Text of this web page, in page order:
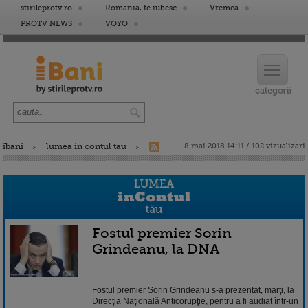
stirileprotv.ro Romania, te iubesc
Vremea
PROTV NEWS
VOYO
ibani lumea in contul tau 8 mai 2018 14:11 / 102 vizualizari
Fostul premier Sorin
Grindeanu, la DNA
Fostul premier Sorin Grindeanu s-a prezentat, marţi, la
Direcţia Naţională Anticorupţie, pentru a fi audiat într-un